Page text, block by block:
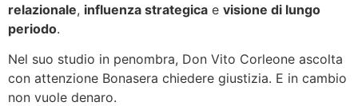
relazionale, influenza strategica e visione di lungo
periodo.
Nel suo studio in penombra, Don Vito Corleone ascolta
con attenzione Bonasera chiedere giustizia. E in cambio
non vuole denaro.